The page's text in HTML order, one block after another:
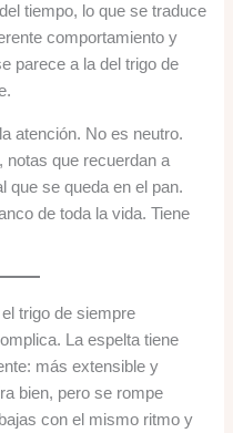
tiempo, lo que se traduce
comportamiento y
parece a la del trigo de
atención. No es neutro.
notas que recuerdan a
que se queda en el pan.
de toda la vida. Tiene
trigo de siempre
La espelta tiene
más extensible y
bien, pero se rompe
con el mismo ritmo y